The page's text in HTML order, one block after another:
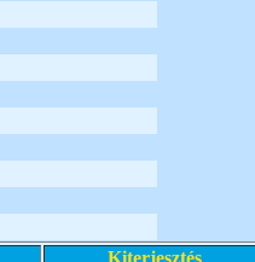
Kiterjesztés